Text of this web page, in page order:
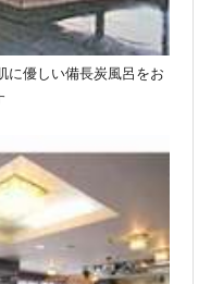
に優しい備長炭風呂をお